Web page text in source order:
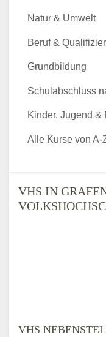
VHS IN
VHS
Natur & Umwelt
Beruf &
Grundbildung
Schulabschluss
Kinder, Jugend &
Alle Kurse von A-